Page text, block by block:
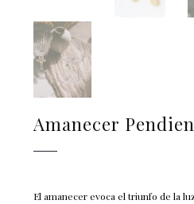
Amanecer
El amanecer evoca el triunfo de la